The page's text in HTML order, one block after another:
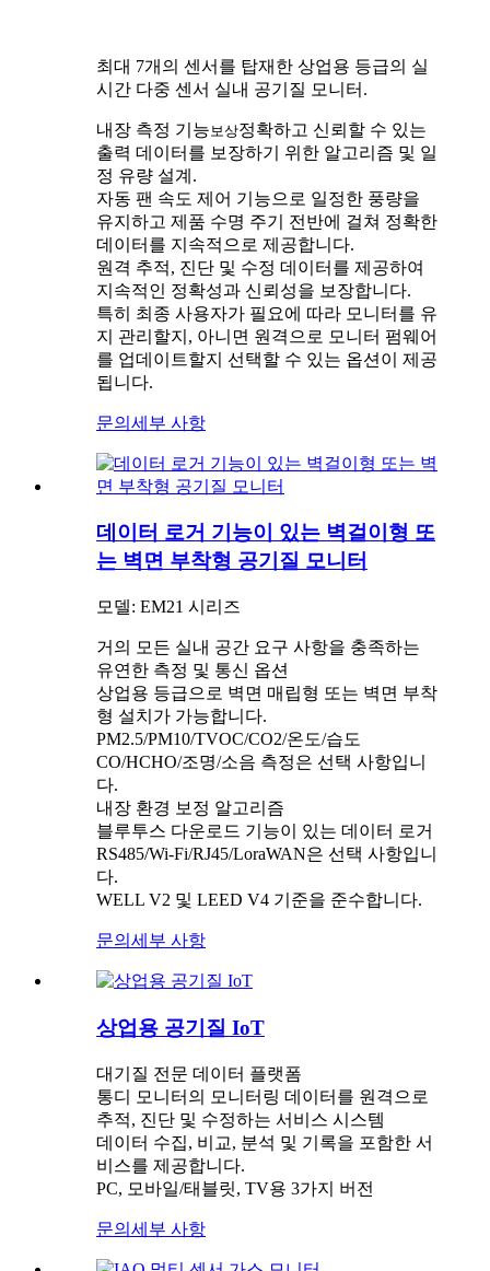
최대 7개의 센서를 탑재한 상업용 등급의 ​​실
시간 다중 센서 실내 공기질 모니터.
내장 측정 기능 보상정확하고 신뢰할 수 있는
출력 데이터를 보장하기 위한 알고리즘 및 일
정 유량 설계.
자동 팬 속도 제어 기능으로 일정한 풍량을
유지하고 제품 수명 주기 전반에 걸쳐 정확한
데이터를 지속적으로 제공합니다.
원격 추적, 진단 및 수정 데이터를 제공하여
지속적인 정확성과 신뢰성을 보장합니다.
특히 최종 사용자가 필요에 따라 모니터를 유
지 관리할지, 아니면 원격으로 모니터 펌웨어
를 업데이트할지 선택할 수 있는 옵션이 제공
됩니다.
문의 세부 사항
데이터 로거 기능이 있는 벽걸이형 또
는 벽면 부착형 공기질 모니터
모델: EM21 시리즈
거의 모든 실내 공간 요구 사항을 충족하는
유연한 측정 및 통신 옵션
상업용 등급으로 벽면 매립형 또는 벽면 부착
형 설치가 가능합니다.
PM2.5/PM10/TVOC/CO2/온도/습도
CO/HCHO/조명/소음 측정은 선택 사항입니
다.
내장 환경 보정 알고리즘
블루투스 다운로드 기능이 있는 데이터 로거
RS485/Wi-Fi/RJ45/LoraWAN은 선택 사항입니
다.
WELL V2 및 LEED V4 기준을 준수합니다.
문의 세부 사항
상업용 공기질 IoT
대기질 전문 데이터 플랫폼
통디 모니터의 모니터링 데이터를 원격으로
추적, 진단 및 수정하는 서비스 시스템
데이터 수집, 비교, 분석 및 기록을 포함한 서
비스를 제공합니다.
PC, 모바일/태블릿, TV용 3가지 버전
문의 세부 사항